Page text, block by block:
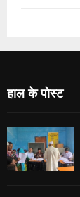
हाल के पोस्ट